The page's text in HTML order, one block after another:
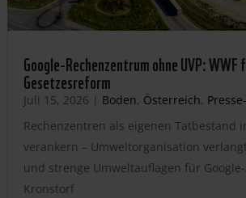
Google-Rechenzentrum ohne UVP:
Gesetzesreform
Juli 15, 2026 | Boden, Österreich,
Rechenzentren als eigenen Tatbestand
verankern – Umweltorganisation
und strenge Umweltauflagen für
Kronstorf